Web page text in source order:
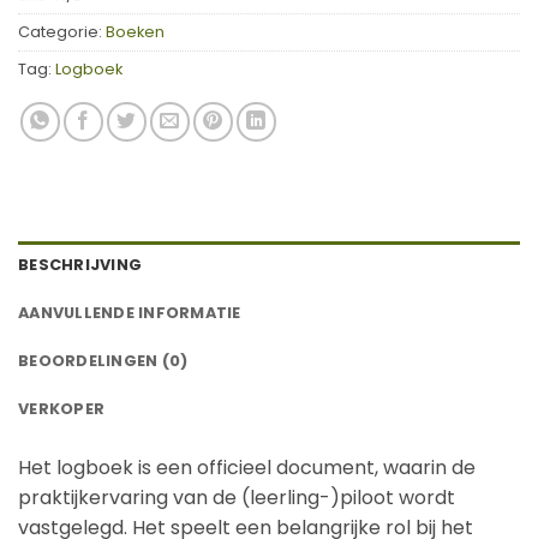
Categorie: Boeken
Tag: Logboek
BESCHRIJVING
AANVULLENDE INFORMATIE
BEOORDELINGEN (0)
VERKOPER
Het logboek is een officieel document, waarin de
praktijkervaring van de (leerling-)piloot wordt
vastgelegd. Het speelt een belangrijke rol bij het